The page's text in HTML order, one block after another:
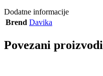
Dodatne informacije
Brend Davika
Povezani proizvodi